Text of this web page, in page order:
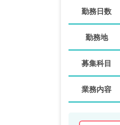
勤務日数
勤務地
募集科目
業務内容